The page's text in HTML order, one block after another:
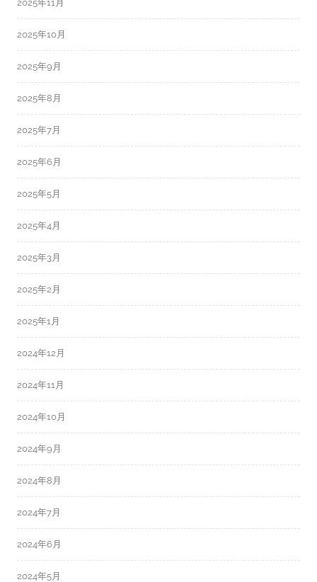
2025年11月
2025年10月
2025年9月
2025年8月
2025年7月
2025年6月
2025年5月
2025年4月
2025年3月
2025年2月
2025年1月
2024年12月
2024年11月
2024年10月
2024年9月
2024年8月
2024年7月
2024年6月
2024年5月